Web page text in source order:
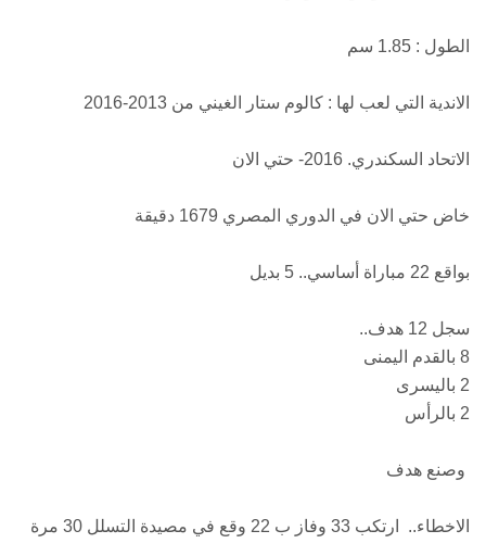
الطول : 1.85 سم
الاندية التي لعب لها : كالوم ستار الغيني من 2013-2016
الاتحاد السكندري. 2016- حتي الان
خاض حتي الان في الدوري المصري 1679 دقيقة
بواقع 22 مباراة أساسي.. 5 بديل
سجل 12 هدف..
8 بالقدم اليمنى
2 باليسرى
2 بالرأس
وصنع هدف
الاخطاء.. ارتكب 33 وفاز ب 22 وقع في مصيدة التسلل 30 مرة